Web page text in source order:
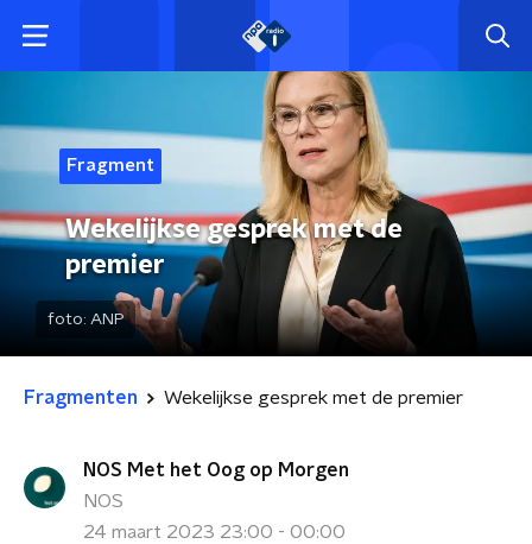
Fragment
Wekelijkse gesprek met de
premier
foto: ANP
Fragmenten Wekelijkse gesprek met de premier
NOS Met het Oog op Morgen
NOS
24 maart 2023 23:00 - 00:00